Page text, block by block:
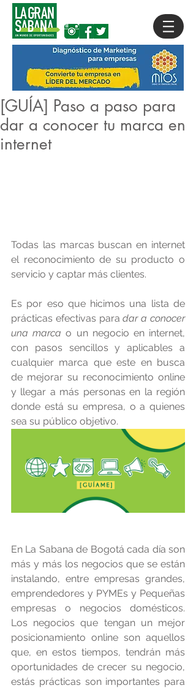
[GUÍA] Paso a paso para
dar a conocer tu marca en
internet
Todas las marcas buscan en internet
el reconocimiento de su producto o
servicio y captar más clientes.
Es por eso que hicimos una lista de
prácticas efectivas para dar a conocer
una marca o un negocio en internet,
con pasos sencillos y aplicables a
cualquier marca que este en busca
de mejorar su reconocimiento online
y llegar a más personas en la región
donde está su empresa, o a quienes
sea su público objetivo.
En La Sabana de Bogotá cada día son
más y más los negocios que se están
instalando, entre empresas grandes,
emprendedores y PYMEs y Pequeñas
empresas o negocios domésticos.
Los negocios que tengan un mejor
posicionamiento online son aquellos
que, en estos tiempos, tendrán más
oportunidades de crecer su negocio,
estás prácticas son importantes para